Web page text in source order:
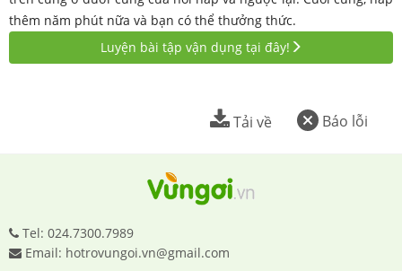
thêm năm phút nữa và bạn có thể thưởng thức.
Luyện bài tập vận dụng tại đây!
Báo lỗi
Tải về
Tel: 024.7300.7989
Email: hotrovungoi.vn@gmail.com